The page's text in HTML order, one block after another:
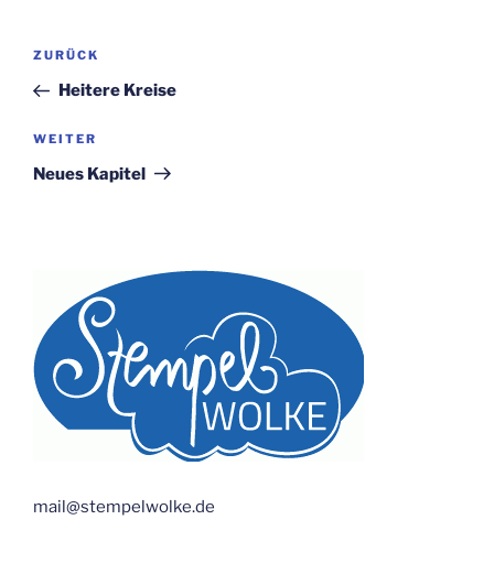
Beitragsnavigation
Vorheriger
Beitrag
ZURÜCK
Heitere Kreise
Nächster
Beitrag
WEITER
Neues Kapitel
mail@stempelwolke.de